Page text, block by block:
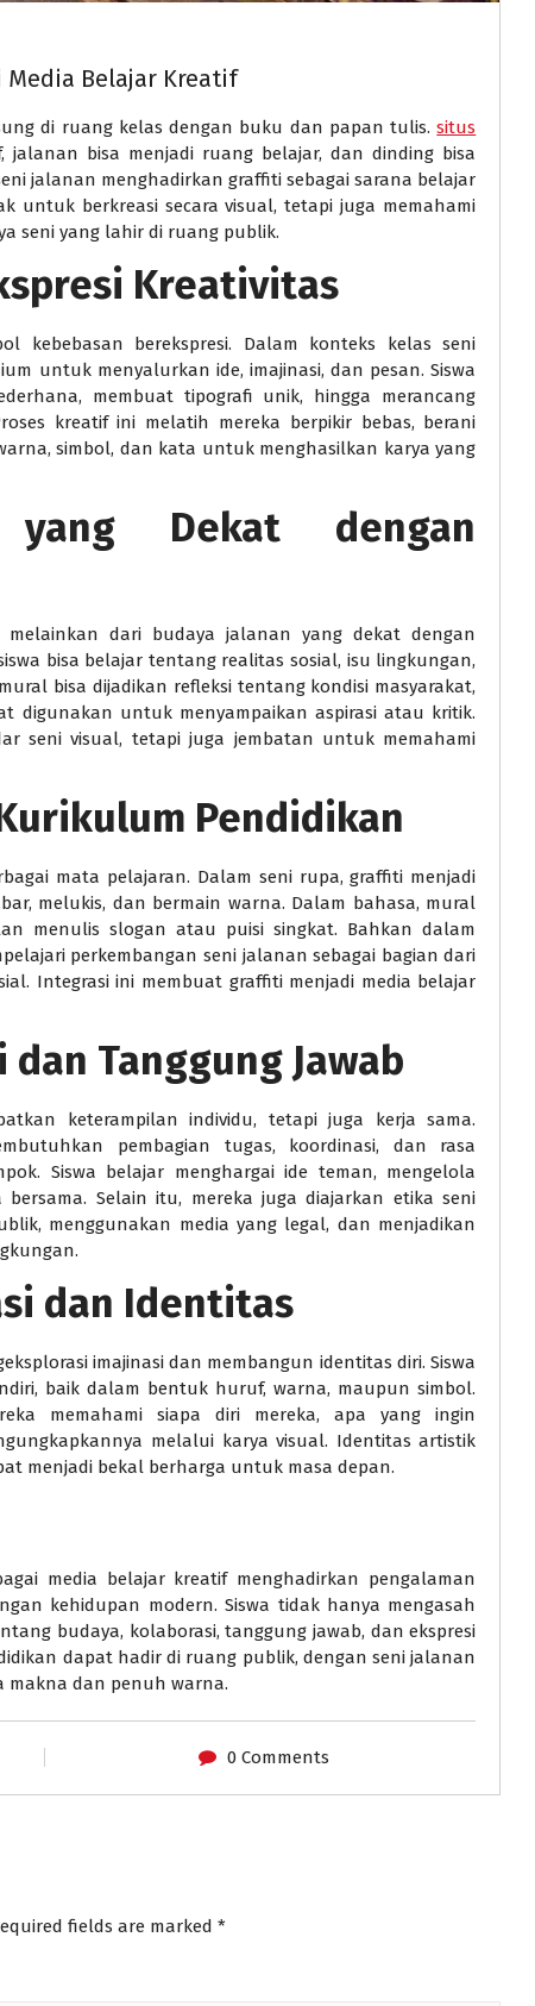
Media Belajar Kreatif
di ruang kelas dengan buku dan papan tulis.situs
jalanan bisa menjadi ruang belajar, dan dinding bisa
jalanan menghadirkan graffiti sebagai sarana belajar
untuk berkreasi secara visual, tetapi juga memahami
seni yang lahir di ruang publik.
Kreativitas
kebebasan berekspresi. Dalam konteks kelas seni
untuk menyalurkan ide, imajinasi, dan pesan. Siswa
membuat tipografi unik, hingga merancang
kreatif ini melatih mereka berpikir bebas, berani
simbol, dan kata untuk menghasilkan karya yang
Dekat dengan
dari budaya jalanan yang dekat dengan
bisa belajar tentang realitas sosial, isu lingkungan,
bisa dijadikan refleksi tentang kondisi masyarakat,
digunakan untuk menyampaikan aspirasi atau kritik.
seni visual, tetapi juga jembatan untuk memahami
Pendidikan
mata pelajaran. Dalam seni rupa, graffiti menjadi
melukis, dan bermain warna. Dalam bahasa, mural
menulis slogan atau puisi singkat. Bahkan dalam
perkembangan seni jalanan sebagai bagian dari
Integrasi ini membuat graffiti menjadi media belajar
Tanggung Jawab
keterampilan individu, tetapi juga kerja sama.
pembagian tugas, koordinasi, dan rasa
Siswa belajar menghargai ide teman, mengelola
Selain itu, mereka juga diajarkan etika seni
menggunakan media yang legal, dan menjadikan
dan Identitas
imajinasi dan membangun identitas diri. Siswa
baik dalam bentuk huruf, warna, maupun simbol.
memahami siapa diri mereka, apa yang ingin
melalui karya visual. Identitas artistik
menjadi bekal berharga untuk masa depan.
media belajar kreatif menghadirkan pengalaman
kehidupan modern. Siswa tidak hanya mengasah
budaya, kolaborasi, tanggung jawab, dan ekspresi
dapat hadir di ruang publik, dengan seni jalanan
makna dan penuh warna.
0 Comments
fields are marked *